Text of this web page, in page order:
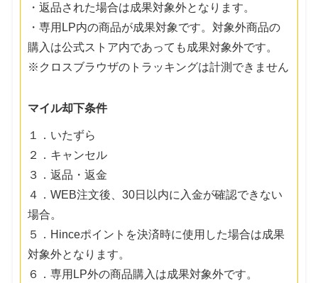
・返品された場合は成果対象外となります。
・専用LP内の商品が成果対象です。対象外商品の
購入は公式ストア内であっても成果対象外です。
※クロスブラウザのトラッキングは計測できません
マイル却下条件
１．いたずら
２．キャンセル
３．返品・返金
４．WEB注文後、30日以内に入金が確認できない
場合。
５．Hinceポイントを決済時に使用した場合は成果
対象外となります。
６．専用LP外の商品購入は成果対象外です。